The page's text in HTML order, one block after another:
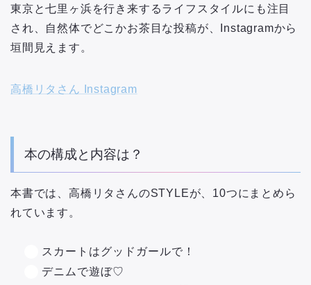
東京と七里ヶ浜を行き来するライフスタイルにも注目
され、自然体でどこかお茶目な投稿が、Instagramから
垣間見えます。
高橋リタさん Instagram
本の構成と内容は？
本書では、高橋リタさんのSTYLEが、10つにまとめら
れています。
スカートはグッドガールで！
デニムで遊ぼ♡